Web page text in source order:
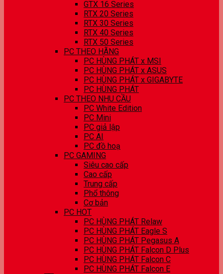
GTX 16 Series
RTX 20 Series
RTX 30 Series
RTX 40 Series
RTX 50 Series
PC THEO HÃNG
PC HÙNG PHÁT x MSI
PC HÙNG PHÁT x ASUS
PC HÙNG PHÁT x GIGABYTE
PC HÙNG PHÁT
PC THEO NHU CẦU
PC White Edition
PC Mini
PC giả lập
PC AI
PC đồ hoạ
PC GAMING
Siêu cao cấp
Cao cấp
Trung cấp
Phổ thông
Cơ bản
PC HOT
PC HÙNG PHÁT Relaw
PC HÙNG PHÁT Eagle S
PC HÙNG PHÁT Pegasus A
PC HÙNG PHÁT Falcon D Plus
PC HÙNG PHÁT Falcon C
PC HÙNG PHÁT Falcon E